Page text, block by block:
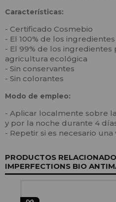
Características:
- Certificado Cosmebio
- El 100% de los
- El 99% de los
agricultura ecológica
- Sin conservantes
- Sin colorantes
Modo de empleo:
- Aplicar localmente sobre
y por la noche durante 4
- Repetir si es necesario una
PRODUCTOS
IMPERFECTIONS BIO